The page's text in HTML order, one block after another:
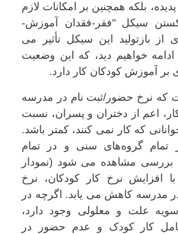
بلکه همچنین بر امکانات لازم
سیکل "فقر-فقدان آموزش-
بازتولید این سیکل تأثیر می
خواهیم دید، که این وضعیت
آموزش کودکان کار دارد.
که نرخ حضور/ثبت نام در مدرسه
اعم از دختران و پسران، نسبت
که کار نمی کنند، کمتر باشد.
گروه‌های سنی و در تمام
مشاهده می شود (نمودار
افزایش نرخ کار کودکان، نرخ
کاهش می یابد. اگرچه در
علت و معلولی وجود دارد،
کار کودک و عدم حضور در